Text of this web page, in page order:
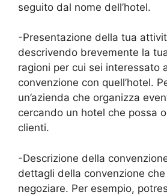
seguito dal nome dell’hotel.
-Presentazione della tua
descrivendo brevemente la
ragioni per cui sei interessato
convenzione con quell’hotel.
un’azienda che organizza
cercando un hotel che possa
clienti.
-Descrizione della
dettagli della convenzione
negoziare. Per esempio,